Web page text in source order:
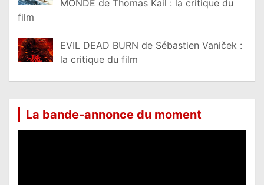
MONDE de Thomas Kail : la critique du
film
EVIL DEAD BURN de Sébastien Vaniček :
la critique du film
La bande-annonce du moment